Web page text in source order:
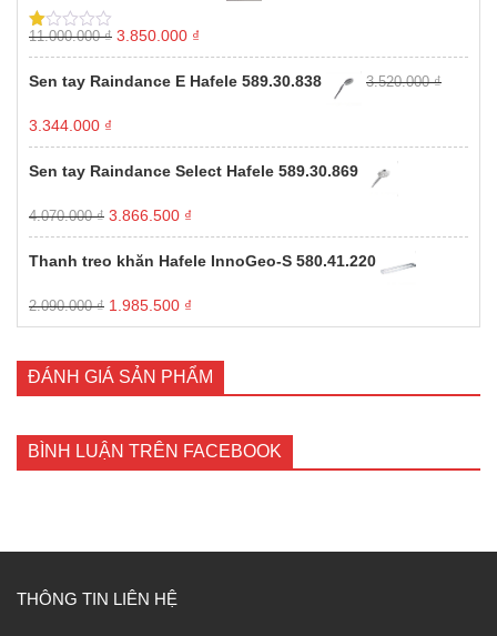
Được
xếp
hạng
1.00
sao
11.000.000₫ Giá
gốc
là:
3.850.000 ₫
hiện
tại
Sen tay Raindance E Hafele 589.30.838 3.520.000₫
Giá
gốc
là:
3.520.000 ₫.
3.344.000 ₫
hiện
tại
Sen tay Raindance Select Hafele 589.30.869
4.070.000₫ Giá
gốc
là:
3.866.500 ₫
hiện
tại
Thanh treo khăn Hafele InnoGeo-S 580.41.220
2.090.000₫ Giá
gốc
2.090.000 ₫.
1.985.500 ₫
hiện
là:
1.985.500 ₫.
ĐÁNH GIÁ SẢN PHẨM
BÌNH LUẬN TRÊN FACEBOOK
THÔNG TIN LIÊN HỆ